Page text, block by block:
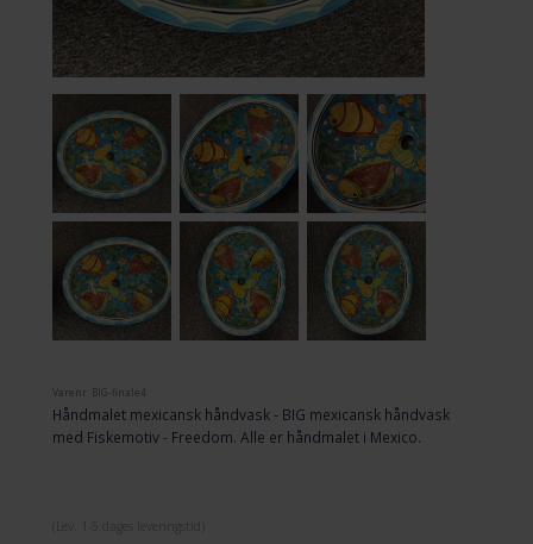
Varenr. BIG-finale4
Håndmalet mexicansk håndvask - BIG mexicansk håndvask
med Fiskemotiv - Freedom. Alle er håndmalet i Mexico.